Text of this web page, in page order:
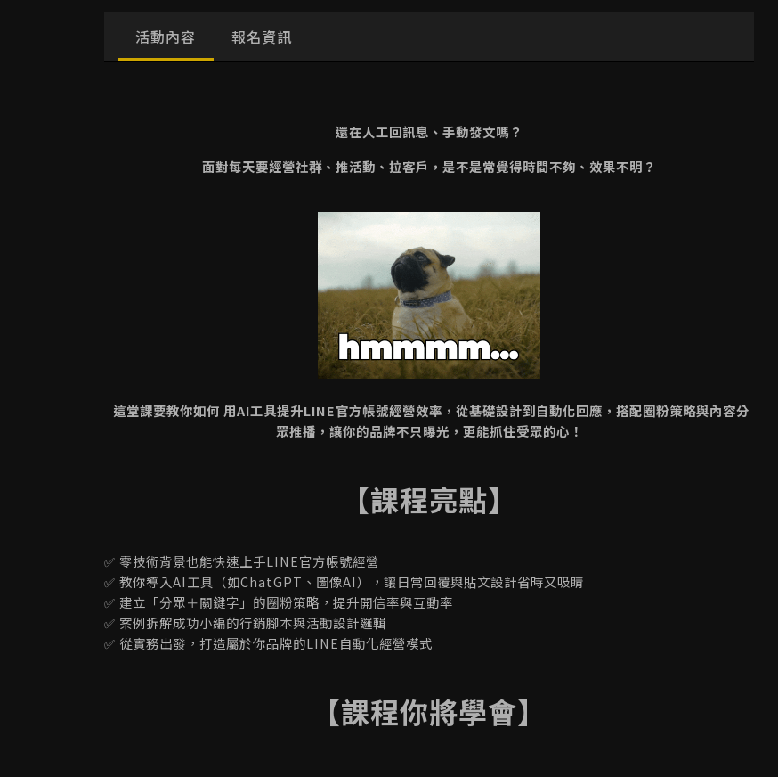
活動內容 報名資訊
還在人工回訊息、手動發文嗎？
面對每天要經營社群、推活動、拉客戶，是不是常覺得時間不夠、效果不明？
這堂課要教你如何 用AI工具提升LINE官方帳號經營效率，從基礎設計到自動化回應，搭配圈粉策略與內容分
眾推播，讓你的品牌不只曝光，更能抓住受眾的心！
【課程亮點】
✅ 零技術背景也能快速上手LINE官方帳號經營
✅ 教你導入AI工具（如ChatGPT、圖像AI），讓日常回覆與貼文設計省時又吸睛
✅ 建立「分眾＋關鍵字」的圈粉策略，提升開信率與互動率
✅ 案例拆解成功小編的行銷腳本與活動設計邏輯
✅ 從實務出發，打造屬於你品牌的LINE自動化經營模式
【課程你將學會】